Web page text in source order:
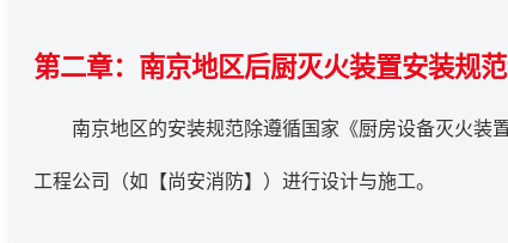
第二章：南京地区后厨灭火装置安装规
南京地区的安装规范除遵循国家《厨房设备灭火装
工程公司（如【尚安消防】）进行设计与施工。